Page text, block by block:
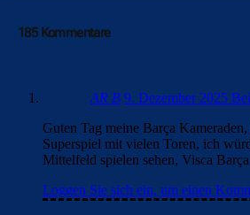
185 Kommentare
AR B 9. Dezember 2025
Guten Tag meine Barça
Superspiel mit vielen Toren, ich
Mittelfeld spielen sehen, Visca Barça
Loggen Sie sich ein, um einen